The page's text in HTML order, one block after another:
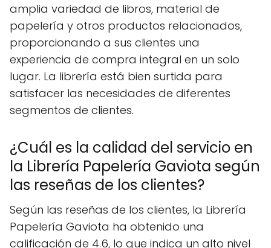
amplia variedad de libros, material de
papelería y otros productos relacionados,
proporcionando a sus clientes una
experiencia de compra integral en un solo
lugar. La librería está bien surtida para
satisfacer las necesidades de diferentes
segmentos de clientes.
¿Cuál es la calidad del servicio en
la Librería Papelería Gaviota según
las reseñas de los clientes?
Según las reseñas de los clientes, la Librería
Papelería Gaviota ha obtenido una
calificación de 4.6, lo que indica un alto nivel